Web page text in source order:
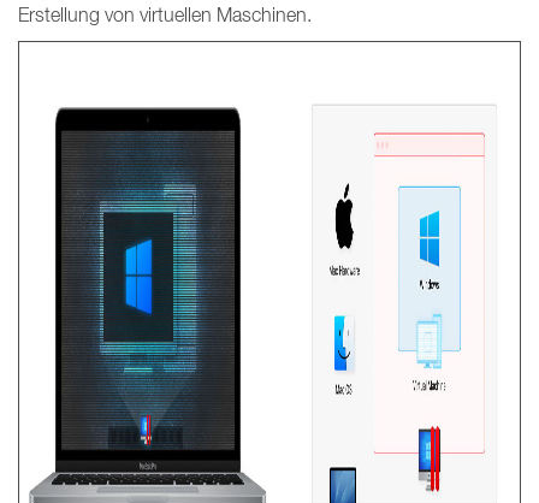
Erstellung von virtuellen Maschinen.